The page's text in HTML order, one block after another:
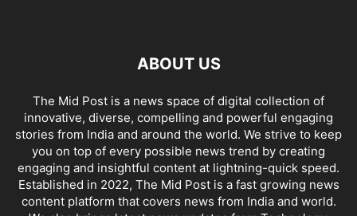
ABOUT US
The Mid Post is a news space of digital collection of
innovative, diverse, compelling and powerful engaging
stories from India and around the world. We strive to keep
you on top of every possible news trend by creating
engaging and insightful content at lightning-quick speed.
Established in 2022, The Mid Post is a fast growing news
content platform that covers news from India and world.